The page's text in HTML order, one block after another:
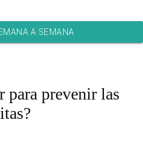
A SEMANA
para prevenir las